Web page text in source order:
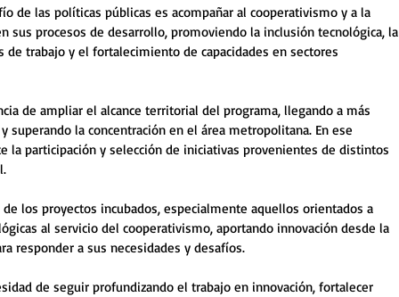
de las políticas públicas es acompañar al cooperativismo y a la
sus procesos de desarrollo, promoviendo la inclusión tecnológica, la
de trabajo y el fortalecimiento de capacidades en sectores
de ampliar el alcance territorial del programa, llegando a más
superando la concentración en el área metropolitana. En ese
la participación y selección de iniciativas provenientes de distintos
los proyectos incubados, especialmente aquellos orientados a
al servicio del cooperativismo, aportando innovación desde la
responder a sus necesidades y desafíos.
de seguir profundizando el trabajo en innovación, fortalecer